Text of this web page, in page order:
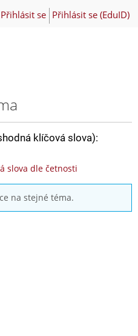
Přihlásit se Přihlásit se (EduID)
klíčová slova):
slova dle četnosti
na stejné téma.